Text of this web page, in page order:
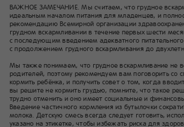
ВАЖНОЕ ЗАМЕЧАНИЕ. Мы считаем, что грудное
идеальным началом питания для младенцев, и
рекомендацию Всемирной организации
грудном вскармливании в течение первых шести
с последующим введением адекватного
с продолжением грудного вскармливания до
Мы также понимаем, что грудное вскармливание не
родителей, поэтому рекомендуем вам поговорить со
кормить ребёнка, и получить совет о том, когда
вы решите не кормить грудью, помните, что такое
трудно отменить и оно имеет социальные и
Введение частичного кормления из бутылочки
молока. Детскую смесь всегда следует готовить,
указано на этикетке, чтобы избежать риска для